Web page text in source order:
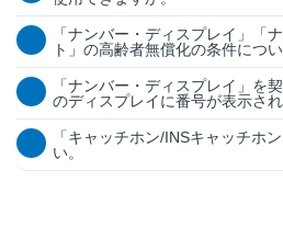
「ナンバー・ディスプレイ」「
ト」の高齢者無償化の条件につい
「ナンバー・ディスプレイ」を
のディスプレイに番号が表示され
「キャッチホン/INSキャッチホ
い。